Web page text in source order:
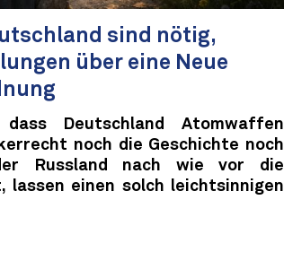
sind nötig,
über eine Neue
Deutschland Atomwaffen
noch die Geschichte noch
Russland nach wie vor die
lassen einen solch leichtsinnigen